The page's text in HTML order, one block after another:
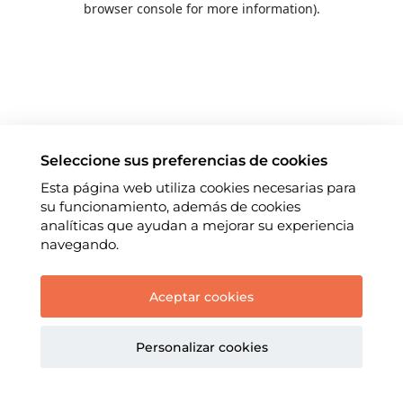
browser console for more information).
Seleccione sus preferencias de cookies
Esta página web utiliza cookies necesarias para
su funcionamiento, además de cookies
analíticas que ayudan a mejorar su experiencia
navegando.
Aceptar cookies
Personalizar cookies